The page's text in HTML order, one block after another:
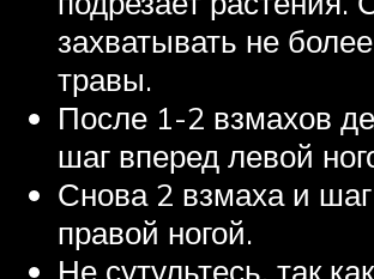
захватывать не
травы.
После 1-2 взмахов
шаг вперед левой
Снова 2 взмаха и
правой ногой.
Не сутультесь, так